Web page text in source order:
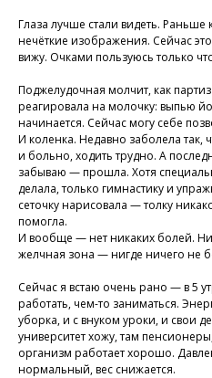
Глаза лучше стали видеть. Раньше
нечёткие изображения. Сейчас
вижу. Очками пользуюсь только
Поджелудочная молчит, как
реагировала на молочку: выпью
начинается. Сейчас могу себе
И коленка. Недавно заболела так,
и больно, ходить трудно. А
забываю — прошла. Хотя
делала, только гимнастику и
сеточку нарисовала — толку
помогла.
И вообще — нет никаких болей.
желчная зона — нигде ничего не
Сейчас я встаю очень рано — в 5
работать, чем-то заниматься.
уборка, и с внуком уроки, и свои
университет хожу, там
организм работает хорошо.
нормальный, вес снижается.
Присоединяйтесь к
нашей программе,
восстановить
без лекарств и
поликлинику